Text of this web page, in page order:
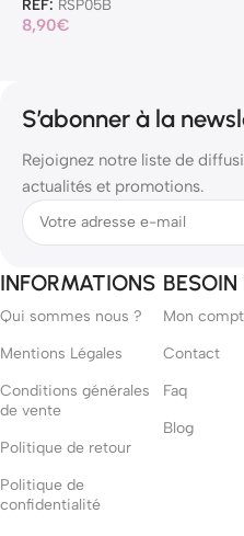
REF: RSP05B
8,90€
S’abonner à la
Rejoignez notre liste de
actualités et promotions.
INFORMATIONS
Qui sommes nous ?
Mentions Légales
Conditions générales
de vente
Politique de retour
Politique de
confidentialité
BESOIN
Mon
Contact
Faq
Blog